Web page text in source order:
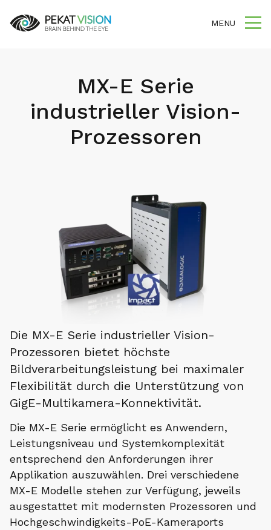
MENU
MX-E Serie
industrieller Vision-
Prozessoren
Die MX-E Serie industrieller Vision-
Prozessoren bietet höchste
Bildverarbeitungsleistung bei maximaler
Flexibilität durch die Unterstützung von
GigE-Multikamera-Konnektivität.
Die MX-E Serie ermöglicht es Anwendern,
Leistungsniveau und Systemkomplexität
entsprechend den Anforderungen ihrer
Applikation auszuwählen. Drei verschiedene
MX-E Modelle stehen zur Verfügung, jeweils
ausgestattet mit modernsten Prozessoren und
Hochgeschwindigkeits-PoE-Kameraports